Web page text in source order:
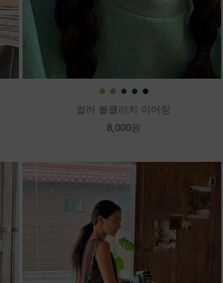
● ● ● ● ●
컬러 볼클러치 이어링
8,000원